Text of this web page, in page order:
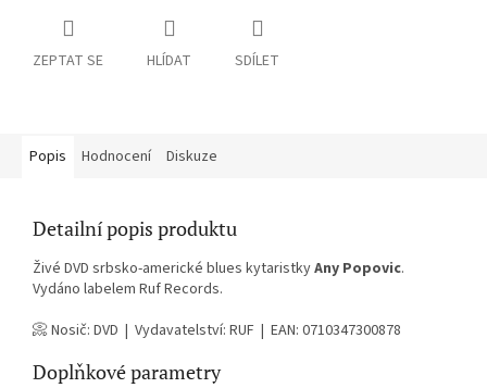
ZEPTAT SE HLÍDAT SDÍLET
Popis Hodnocení Diskuze
Detailní popis produktu
Živé DVD srbsko-americké blues kytaristkyAny Popovic.
Vydáno labelem Ruf Records.
📀 Nosič: DVD | Vydavatelství: RUF | EAN: 0710347300878
Doplňkové parametry